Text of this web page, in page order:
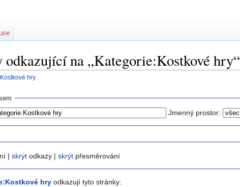
odkazující na „Kategorie:Kostkové hry“
hry
Jmenný prostor:
| skrýt odkazy | skrýt přesměrování
hry odkazují tyto stránky: